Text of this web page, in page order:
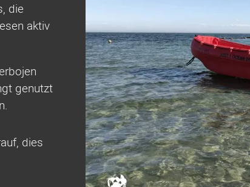
die
aktiv
genutzt
dies